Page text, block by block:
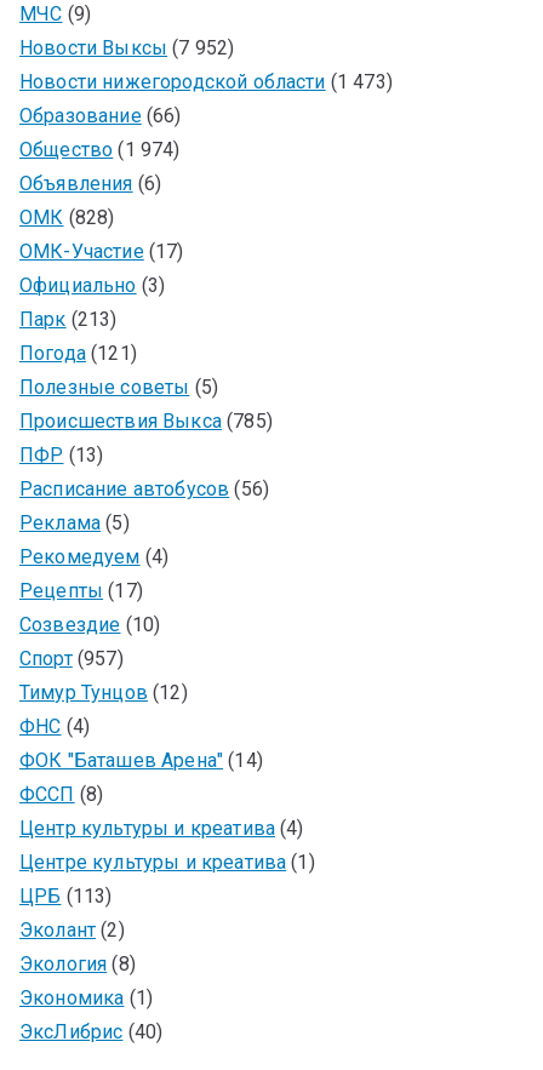
МЧС (9)
Новости Выксы (7 952)
Новости нижегородской области (1 473)
Образование(66)
Общество (1 974)
Объявления (6)
ОМК (828)
ОМК-Участие(17)
Официально (3)
Парк (213)
Погода(121)
Полезные советы (5)
Происшествия Выкса(785)
ПФР (13)
Расписание автобусов (56)
Реклама (5)
Рекомедуем (4)
Рецепты (17)
Созвездие (10)
Спорт(957)
Тимур Тунцов (12)
ФНС (4)
ФОК "Баташев Арена" (14)
ФССП (8)
Центр культуры и креатива (4)
Центре культуры и креатива (1)
ЦРБ (113)
Эколант (2)
Экология (8)
Экономика (1)
ЭксЛибрис (40)